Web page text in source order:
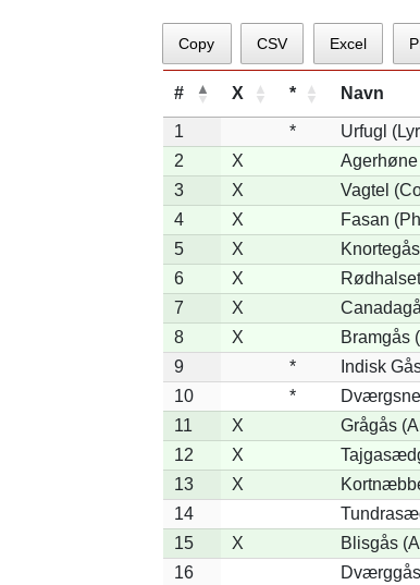
Copy CSV Excel
# X * Navn
1 *
Urfugl
2
X
3
X Vagtel
4
X Fasan
5
X
6
X
7
X
8
X Bramgås
9
*
Indisk
10
*
11
X Grågås
12
X
13
X
14
15
X Blisgås
16